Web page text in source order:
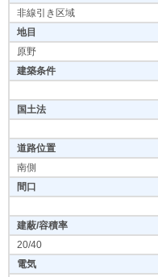
非線引き区域
地目
原野
建築条件
国土法
道路位置
南側
間口
建蔽/容積率
20/40
電気